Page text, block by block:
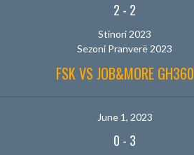
2 - 2
Stinori 2023
Sezoni Pranverë 2023
FSK VS JOB&MORE GH360
June 1, 2023
0 - 3